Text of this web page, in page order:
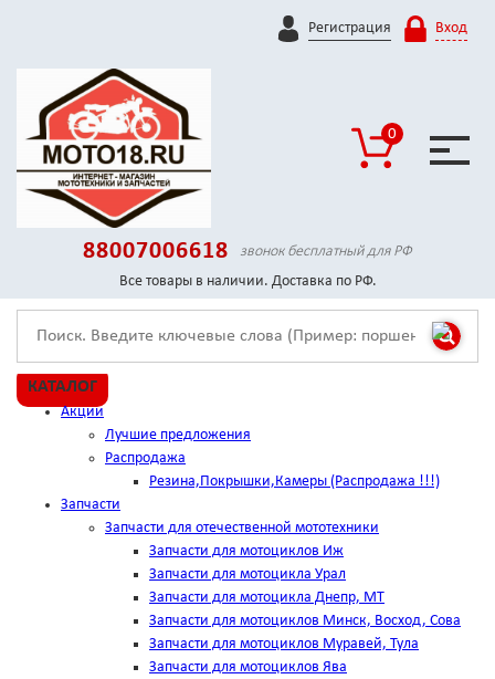
Регистрация Вход
0
88007006618
звонок бесплатный для РФ
Все товары в наличии. Доставка по РФ.
КАТАЛОГ
Акции
Лучшие предложения
Распродажа
Резина,Покрышки,Камеры (Распродажа !!!)
Запчасти
Запчасти для отечественной мототехники
Запчасти для мотоциклов Иж
Запчасти для мотоцикла Урал
Запчасти для мотоцикла Днепр, МТ
Запчасти для мотоциклов Минск, Восход, Сова
Запчасти для мотоциклов Муравей, Тула
Запчасти для мотоциклов Ява